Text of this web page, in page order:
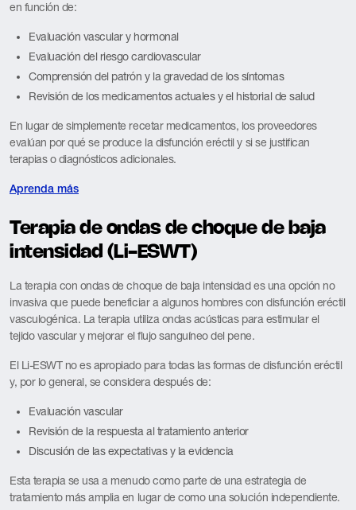
en función de:
Evaluación vascular y hormonal
Evaluación del riesgo cardiovascular
Comprensión del patrón y la gravedad de los síntomas
Revisión de los medicamentos actuales y el historial de salud
En lugar de simplemente recetar medicamentos, los proveedores
evalúan por qué se produce la disfunción eréctil y si se justifican
terapias o diagnósticos adicionales.
Aprenda más
Terapia de ondas de choque de baja
intensidad (Li-ESWT)
La terapia con ondas de choque de baja intensidad es una opción no
invasiva que puede beneficiar a algunos hombres con disfunción eréctil
vasculogénica. La terapia utiliza ondas acústicas para estimular el
tejido vascular y mejorar el flujo sanguíneo del pene.
El Li-ESWT no es apropiado para todas las formas de disfunción eréctil
y, por lo general, se considera después de:
Evaluación vascular
Revisión de la respuesta al tratamiento anterior
Discusión de las expectativas y la evidencia
Esta terapia se usa a menudo como parte de una estrategia de
tratamiento más amplia en lugar de como una solución independiente.